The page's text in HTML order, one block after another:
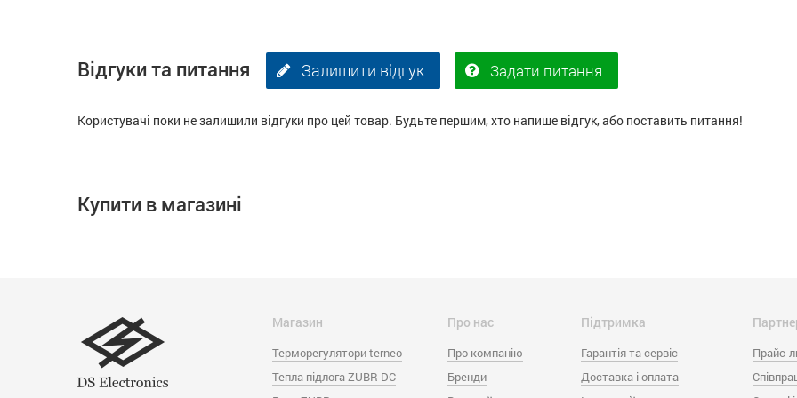
Відгуки та питання Залишити відгук Задати питання
Користувачі поки не залишили відгуки про цей товар. Будьте першим, хто напише відгук, або поставить питання!
Купити в магазині
Магазин
Терморегулятори terneo
Тепла підлога ZUBR DC
Про нас
Про компанію
Бренди
Підтримка
Гарантія та сервіс
Доставка і оплата
Прайс-